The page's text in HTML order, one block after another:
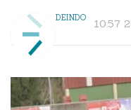
DEINDO 10:57